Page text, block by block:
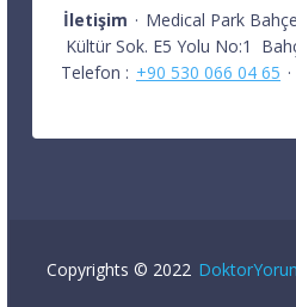
İletişim · Medical Park
Kültür Sok. E5 Yolu No:1
Telefon : +90 530 066 04 65 ·
Copyrights © 2022